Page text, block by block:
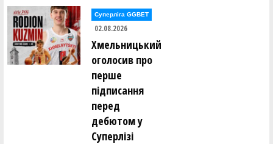
Микита Подтикан ()
Владислав Полоз ()
Денис Полтавський ()
Леся Полуяхтова ()
Максим Померанцев ()
Роман Пономаренко ()
Олександр Приходько ()
Дмитро Проценко ()
Віталій Пустовалов ()
Суперліга GGBET
02.08.2026
Хмельницький
оголосив про
перше
підписання
перед
дебютом у
Суперлізі